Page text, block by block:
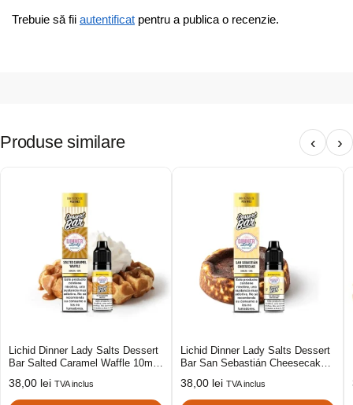
Trebuie să fii autentificat pentru a publica o recenzie.
Produse similare ‹ ›
Lichid Dinner Lady Salts Dessert
Bar Salted Caramel Waffle 10mg
38,00 lei TVA inclus
Lichid Dinner Lady Salts Dessert
Bar San Sebastián Cheesecake
38,00 lei TVA inclus